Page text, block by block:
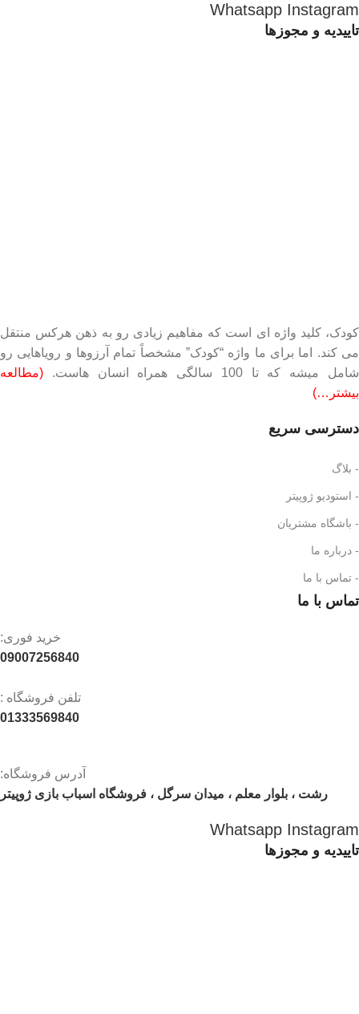
Whatsapp Instagram
تاییدیه و مجوزها
کودک، کلید واژه ای است که مفاهیم زیادی رو به ذهن هرکس منتقل
می کند. اما برای ما واژه “کودک” مشخصاً تمام آرزوها و رویاهایی رو
شامل میشه که تا 100 سالگی همراه انسان هاست.
(مطالعه
بیشتر…)
دسترسی سریع
- بلاگ
- استودیو ژوپیتر
- باشگاه مشتریان
- درباره ما
- تماس با ما
تماس با ما
خرید فوری:
09007256840
تلفن فروشگاه :
01333569840
آدرس فروشگاه:
رشت ، بلوار معلم ، میدان سرگل ، فروشگاه اسباب بازی ژوپیتر
Whatsapp Instagram
تاییدیه و مجوزها